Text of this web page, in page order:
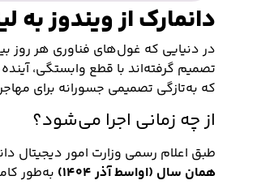
دانمارک از ویندوز
در دنیایی که غول‌های فناوری هر
تصمیم گرفته‌اند با قطع وابستگی،
که به‌تازگی تصمیمی جسورانه برای مهاجرت
از چه زمانی اجرا می‌شود؟
طبق اعلام رسمی وزارت امور دیجیتال
همان سال (اواسط آذر ۱۴۰۴)
به‌طور